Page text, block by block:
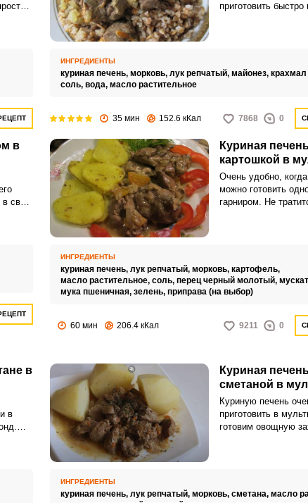
приготовить быстро
или ужина.
ИНГРЕДИЕНТЫ
куриная печень, морковь, лук репчатый, майонез, крахмал
соль, вода, масло растительное
35 мин 152.6 кКал 7868 0
в
свое
Куриная
картошкой в
Очень удобно,
можно готовить
гарниром. Не
ИНГРЕДИЕНТЫ
куриная печень, лук репчатый, морковь, картофель,
масло растительное, соль, перец черный молотый,
мука пшеничная, зелень, приправа (на выбор)
60 мин 206.4 кКал 9211 0
в
в
Куриная
сметаной в
Куриную печень
приготовить в
готовим овощную
ИНГРЕДИЕНТЫ
куриная печень, лук репчатый, морковь, сметана, масло